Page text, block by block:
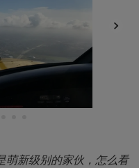
萌新级别的家伙，怎么看